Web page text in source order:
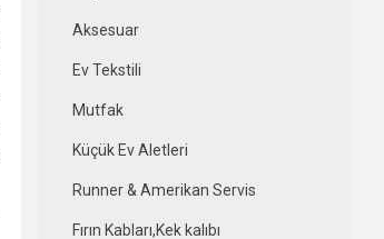
Aksesuar
Ev Tekstili
Mutfak
Küçük Ev Aletleri
Runner & Amerikan Servis
Fırın Kabları,Kek kalıbı